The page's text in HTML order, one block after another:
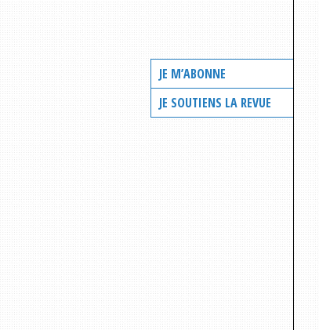
JE M’ABONNE
JE SOUTIENS LA REVUE